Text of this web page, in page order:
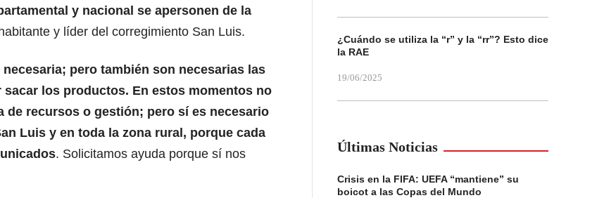
y nacional se apersonen de la
y líder del corregimiento San Luis.
necesaria; pero también son necesarias las
los productos. En estos momentos no
de recursos o gestión; pero sí es necesario
Luis y en toda la zona rural, porque cada
. Solicitamos ayuda porque sí nos
¿Cuándo se utiliza la “r” y la “rr”? Esto dice
la RAE
19/06/2025
Últimas Noticias
Crisis en la FIFA: UEFA “mantiene” su
boicot a las Copas del Mundo